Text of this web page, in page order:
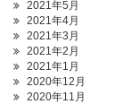
2021年5月
2021年4月
2021年3月
2021年2月
2021年1月
2020年12月
2020年11月